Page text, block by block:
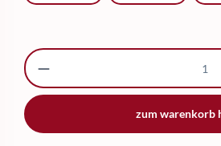
Produkt Anzahl: Gib
zum warenkorb